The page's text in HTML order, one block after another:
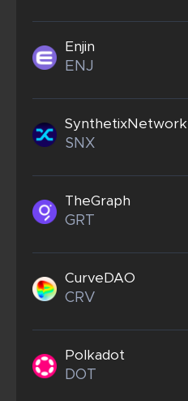
Enjin
ENJ
SynthetixNetwork
SNX
TheGraph
GRT
CurveDAO
CRV
Polkadot
DOT